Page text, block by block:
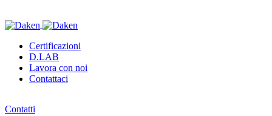
Certificazioni
D.LAB
Lavora con noi
Contattaci
Contatti